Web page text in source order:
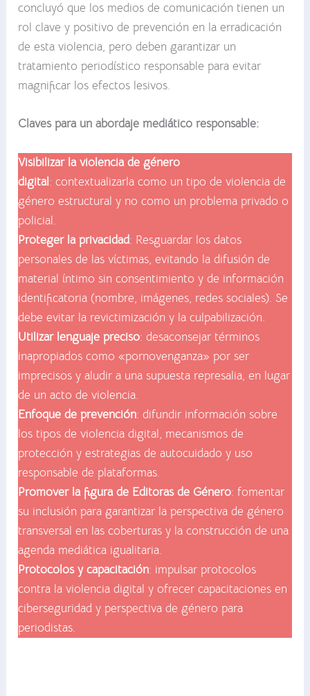
concluyó que los medios de comunicación tienen un
rol clave y positivo de prevención en la erradicación
de esta violencia, pero deben garantizar un
tratamiento periodístico responsable para evitar
magnificar los efectos lesivos.
Claves para un abordaje mediático responsable:
Visibilizar la violencia de género
digital: contextualizarla como un tipo de violencia de
género estructural y no como un problema privado o
policial.
Proteger la privacidad: Resguardar los datos
personales de las víctimas, evitando la difusión de
material íntimo sin consentimiento y de información
identificatoria (nombre, imágenes, redes sociales). Se
debe evitar la revictimización y la culpabilización.
Utilizar lenguaje preciso: desaconsejar términos
inapropiados como «pornovenganza» por ser
imprecisos y aludir a una supuesta represalia, en lugar
de un acto de violencia.
Enfoque de prevención: difundir información sobre
los tipos de violencia digital, mecanismos de
protección y estrategias de autocuidado y uso
responsable de plataformas.
Promover la figura de Editoras de Género: fomentar
su inclusión para garantizar la perspectiva de género
transversal en las coberturas y la construcción de una
agenda mediática igualitaria.
Protocolos y capacitación: impulsar protocolos
contra la violencia digital y ofrecer capacitaciones en
ciberseguridad y perspectiva de género para
periodistas.